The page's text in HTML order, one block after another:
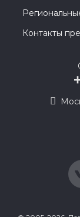
Контакты